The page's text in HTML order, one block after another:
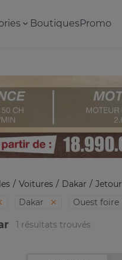
BoutiquesPromo
Voitures Dakar
Jetour
Dakar Ouest foire
1 résultats trouvés